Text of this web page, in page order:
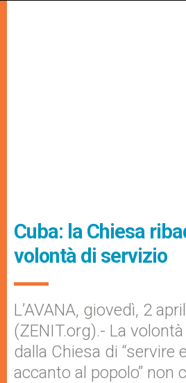
Cuba: la Chiesa
volontà di servizio
L’AVANA, giovedì, 2
(ZENIT.org).- La
dalla Chiesa di “servire
accanto al popolo” non